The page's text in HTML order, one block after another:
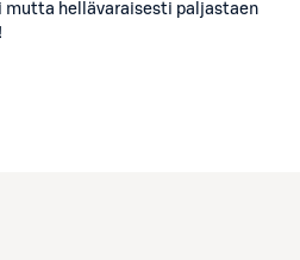
mutta hellävaraisesti paljastaen